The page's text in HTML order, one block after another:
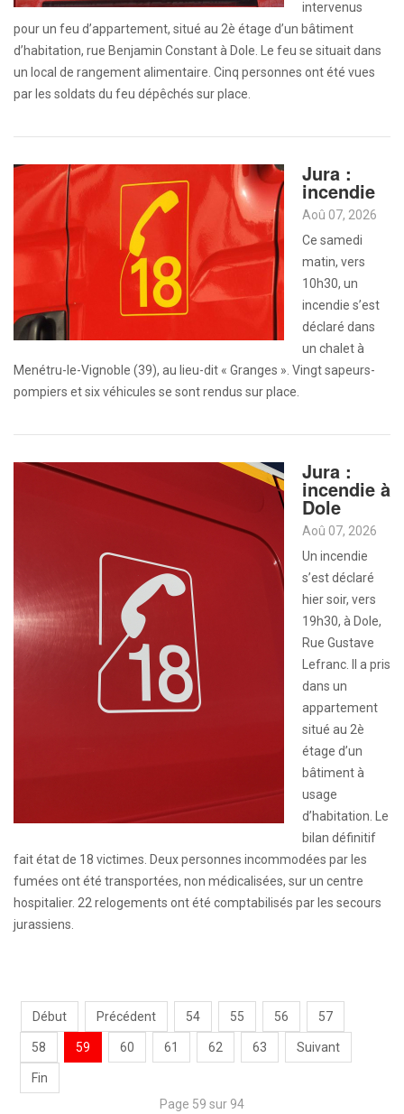
intervenus
pour un feu d’appartement, situé au 2è étage d’un bâtiment
d’habitation, rue Benjamin Constant à Dole. Le feu se situait dans
un local de rangement alimentaire. Cinq personnes ont été vues
par les soldats du feu dépêchés sur place.
Jura :
incendie
Aoû 07, 2026
Ce samedi
matin, vers
10h30, un
incendie s’est
déclaré dans
un chalet à
Menétru-le-Vignoble (39), au lieu-dit « Granges ». Vingt sapeurs-
pompiers et six véhicules se sont rendus sur place.
Jura :
incendie à
Dole
Aoû 07, 2026
Un incendie
s’est déclaré
hier soir, vers
19h30, à Dole,
Rue Gustave
Lefranc. Il a pris
dans un
appartement
situé au 2è
étage d’un
bâtiment à
usage
d’habitation. Le
bilan définitif
fait état de 18 victimes. Deux personnes incommodées par les
fumées ont été transportées, non médicalisées, sur un centre
hospitalier. 22 relogements ont été comptabilisés par les secours
jurassiens.
Début Précédent 54 55 56 57
58 59 60 61 62 63 Suivant
Fin
Page 59 sur 94